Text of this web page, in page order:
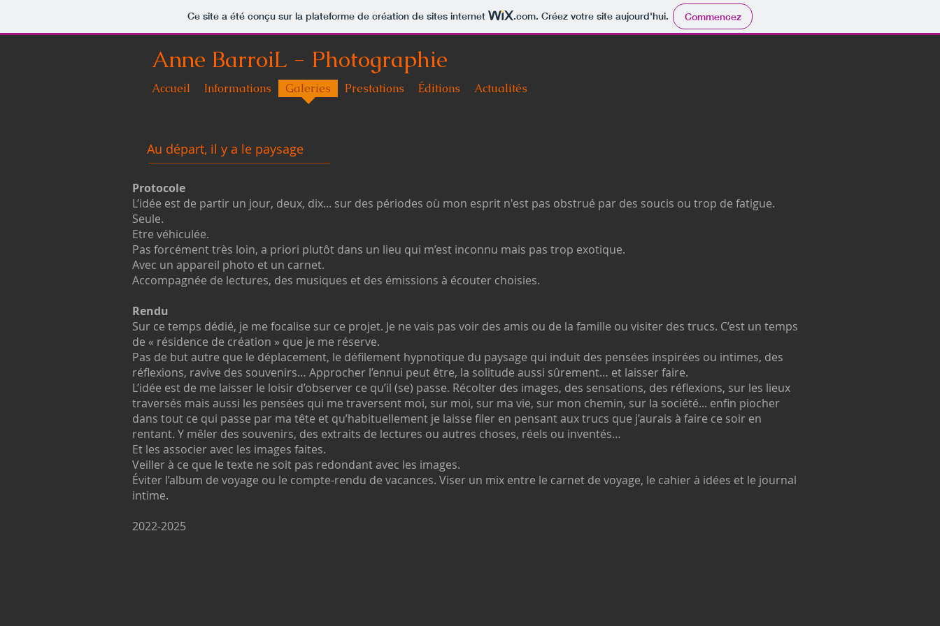
Ce site a été conçu sur la plateforme de création de sites internet .com. Créez votre site aujourd'hui. Commencez
Anne BarroiL - Photographie
Au départ, il y a le paysage
Protocole
L’idée est de partir un jour, deux, dix... sur des périodes où mon esprit n'est pas obstrué par des soucis ou trop de fatigue.
Seule.
Etre véhiculée.
Pas forcément très loin, a priori plutôt dans un lieu qui m’est inconnu mais pas trop exotique.
Avec un appareil photo et un carnet.
Accompagnée de lectures, des musiques et des émissions à écouter choisies.
Rendu
Sur ce temps dédié, je me focalise sur ce projet. Je ne vais pas voir des amis ou de la famille ou visiter des trucs. C’est un temps
de « résidence de création » que je me réserve.
Pas de but autre que le déplacement, le défilement hypnotique du paysage qui induit des pensées inspirées ou intimes, des
réflexions, ravive des souvenirs… Approcher l’ennui peut être, la solitude aussi sûrement… et laisser faire.
L’idée est de me laisser le loisir d’observer ce qu’il (se) passe. Récolter des images, des sensations, des réflexions, sur les lieux
traversés mais aussi les pensées qui me traversent moi, sur moi, sur ma vie, sur mon chemin, sur la société... enfin piocher
dans tout ce qui passe par ma tête et qu’habituellement je laisse filer en pensant aux trucs que j’aurais à faire ce soir en
rentant. Y mêler des souvenirs, des extraits de lectures ou autres choses, réels ou inventés…
Et les associer avec les images faites.
Veiller à ce que le texte ne soit pas redondant avec les images.
Éviter l’album de voyage ou le compte-rendu de vacances. Viser un mix entre le carnet de voyage, le cahier à idées et le journal
intime.
2022-2025
Accueil Informations Galeries Prestations Éditions Actualités